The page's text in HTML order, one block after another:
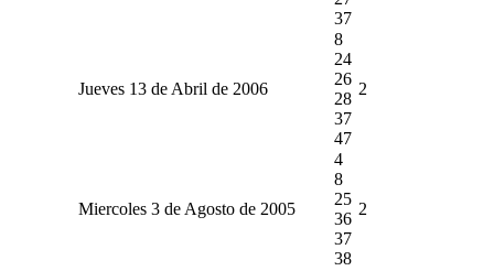
37
Jueves 13 de Abril de 2006
8
24
26
28
37
47
2
Miercoles 3 de Agosto de 2005
4
8
25
36
37
38
2